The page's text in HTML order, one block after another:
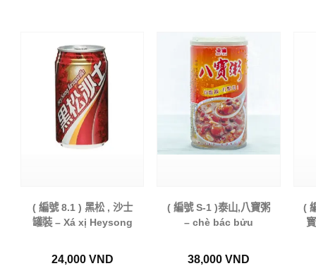
( 編號 8.1 ) 黑松 , 沙士
罐裝 – Xá xị Heysong
24,000 VND
( 編號 S-1 )泰山,八寶粥
– chè bác bửu
38,000VND
(